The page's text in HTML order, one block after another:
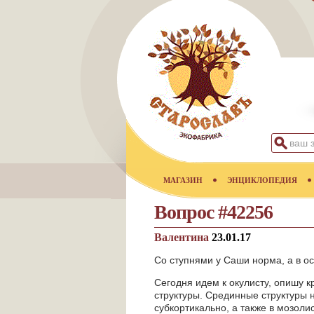
МАГАЗИН ЭНЦИКЛОПЕДИЯ
Вопрос #42256
Валентина 23.01.17
Со ступнями у Саши норма, а в
Сегодня идем к окулисту, опишу
структуры. Срединные
субкортикально, а также в